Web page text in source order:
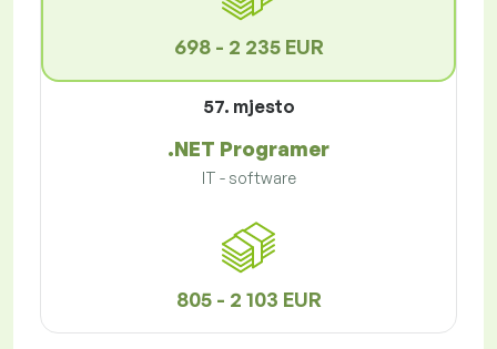
698 - 2 235 EUR
57. mjesto
.NET Programer
IT - software
805 - 2 103 EUR